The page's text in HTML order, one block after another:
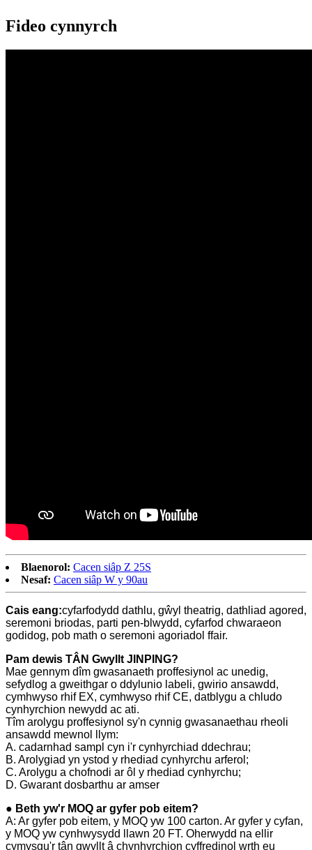
Fideo cynnyrch
Blaenorol: Cacen siâp Z 25S
Nesaf: Cacen siâp W y 90au
Cais eang:cyfarfodydd dathlu, gŵyl theatrig, dathliad agored,
seremoni briodas, parti pen-blwydd, cyfarfod chwaraeon
godidog, pob math o seremoni agoriadol ffair.
Pam dewis TÂN Gwyllt JINPING?
Mae gennym dîm gwasanaeth proffesiynol ac unedig,
sefydlog a gweithgar o ddylunio labeli, gwirio ansawdd,
cymhwyso rhif EX, cymhwyso rhif CE, datblygu a chludo
cynhyrchion newydd ac ati.
Tîm arolygu proffesiynol sy'n cynnig gwasanaethau rheoli
ansawdd mewnol llym:
A. cadarnhad sampl cyn i'r cynhyrchiad ddechrau;
B. Arolygiad yn ystod y rhediad cynhyrchu arferol;
C. Arolygu a chofnodi ar ôl y rhediad cynhyrchu;
D. Gwarant dosbarthu ar amser
● Beth yw'r MOQ ar gyfer pob eitem?
A: Ar gyfer pob eitem, y MOQ yw 100 carton. Ar gyfer y cyfan,
y MOQ yw cynhwysydd llawn 20 FT. Oherwydd na ellir
cymysgu'r tân gwyllt â chynhyrchion cyffredinol wrth eu